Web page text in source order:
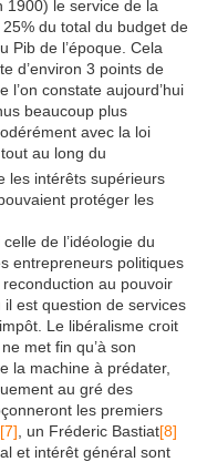
1900) le service de la
du total du budget de
Pib de l’époque. Cela
d’environ 3 points de
l’on constate aujourd’hui
beaucoup plus
avec la loi
au long du
les intérêts supérieurs
protéger les
de l’idéologie du
entrepreneurs politiques
au pouvoir
est question de services
Le libéralisme croit
met fin qu’à son
la machine à prédater,
au gré des
les premiers
[7] , un Fréderic Bastiat[8]
et intérêt général sont